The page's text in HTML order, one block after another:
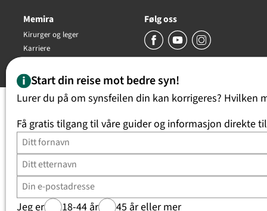
Memira
Kirurger og leger
Karriere
Følg oss
Start din reise mot bedre syn!
Lurer du på om synsfeilen din kan korrigeres? Hvilken
Få gratis tilgang til våre guider og informasjon direkte
Jeg er 18-44 år
45 år eller mer